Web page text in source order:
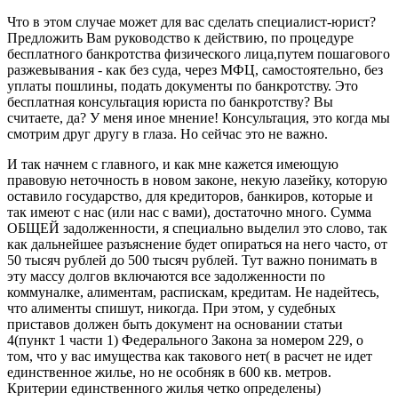
Что в этом случае может для вас сделать специалист-юрист?
Предложить Вам руководство к действию, по процедуре
бесплатного банкротства физического лица,путем пошагового
разжевывания - как без суда, через МФЦ, самостоятельно, без
уплаты пошлины, подать документы по банкротству. Это
бесплатная консультация юриста по банкротству? Вы
считаете, да? У меня иное мнение! Консультация, это когда мы
смотрим друг другу в глаза. Но сейчас это не важно.
И так начнем с главного, и как мне кажется имеющую
правовую неточность в новом законе, некую лазейку, которую
оставило государство, для кредиторов, банкиров, которые и
так имеют с нас (или нас с вами), достаточно много. Сумма
ОБЩЕЙ задолженности, я специально выделил это слово, так
как дальнейшее разъяснение будет опираться на него часто, от
50 тысяч рублей до 500 тысяч рублей. Тут важно понимать в
эту массу долгов включаются все задолженности по
коммуналке, алиментам, распискам, кредитам. Не надейтесь,
что алименты спишут, никогда. При этом, у судебных
приставов должен быть документ на основании статьи
4(пункт 1 части 1) Федерального Закона за номером 229, о
том, что у вас имущества как такового нет( в расчет не идет
единственное жилье, но не особняк в 600 кв. метров.
Критерии единственного жилья четко определены)